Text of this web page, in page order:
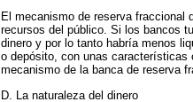
El mecanismo de reserva fraccional
recursos del público. Si los bancos
dinero y por lo tanto habría menos
o depósito, con unas características
mecanismo de la banca de reserva
D. La naturaleza del dinero